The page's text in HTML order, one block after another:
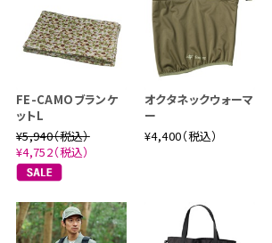
FE-CAMOブランケ
ットL
¥5,940（税込）
¥4,752（税込）
オクタネックウォーマ
ー
¥4,400（税込）